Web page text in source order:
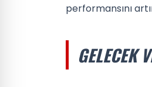
performansını
GELECEK